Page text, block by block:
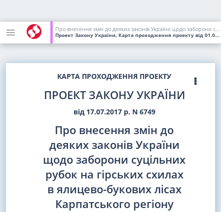
Про внесення змін до деяких законів України щодо заборони суцільних рубок на гірських схилах в ялицево-букових лісах Карпатського регіону
Проект Закону України, Карта проходження проекту від 01.08.2018
КАРТА ПРОХОДЖЕННЯ ПРОЕКТУ
ПРОЕКТ ЗАКОНУ УКРАЇНИ
від 17.07.2017 р. N 6749
Про внесення змін до
деяких законів України
щодо заборони суцільних
рубок на гірських схилах
в ялицево-букових лісах
Карпатського регіону